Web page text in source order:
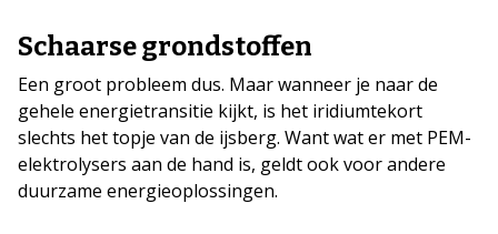
Schaarse grondstoffen
Een groot probleem dus. Maar wanneer je naar de
gehele energietransitie kijkt, is het iridiumtekort
slechts het topje van de ijsberg. Want wat er met PEM-
elektrolysers aan de hand is, geldt ook voor andere
duurzame energieoplossingen.